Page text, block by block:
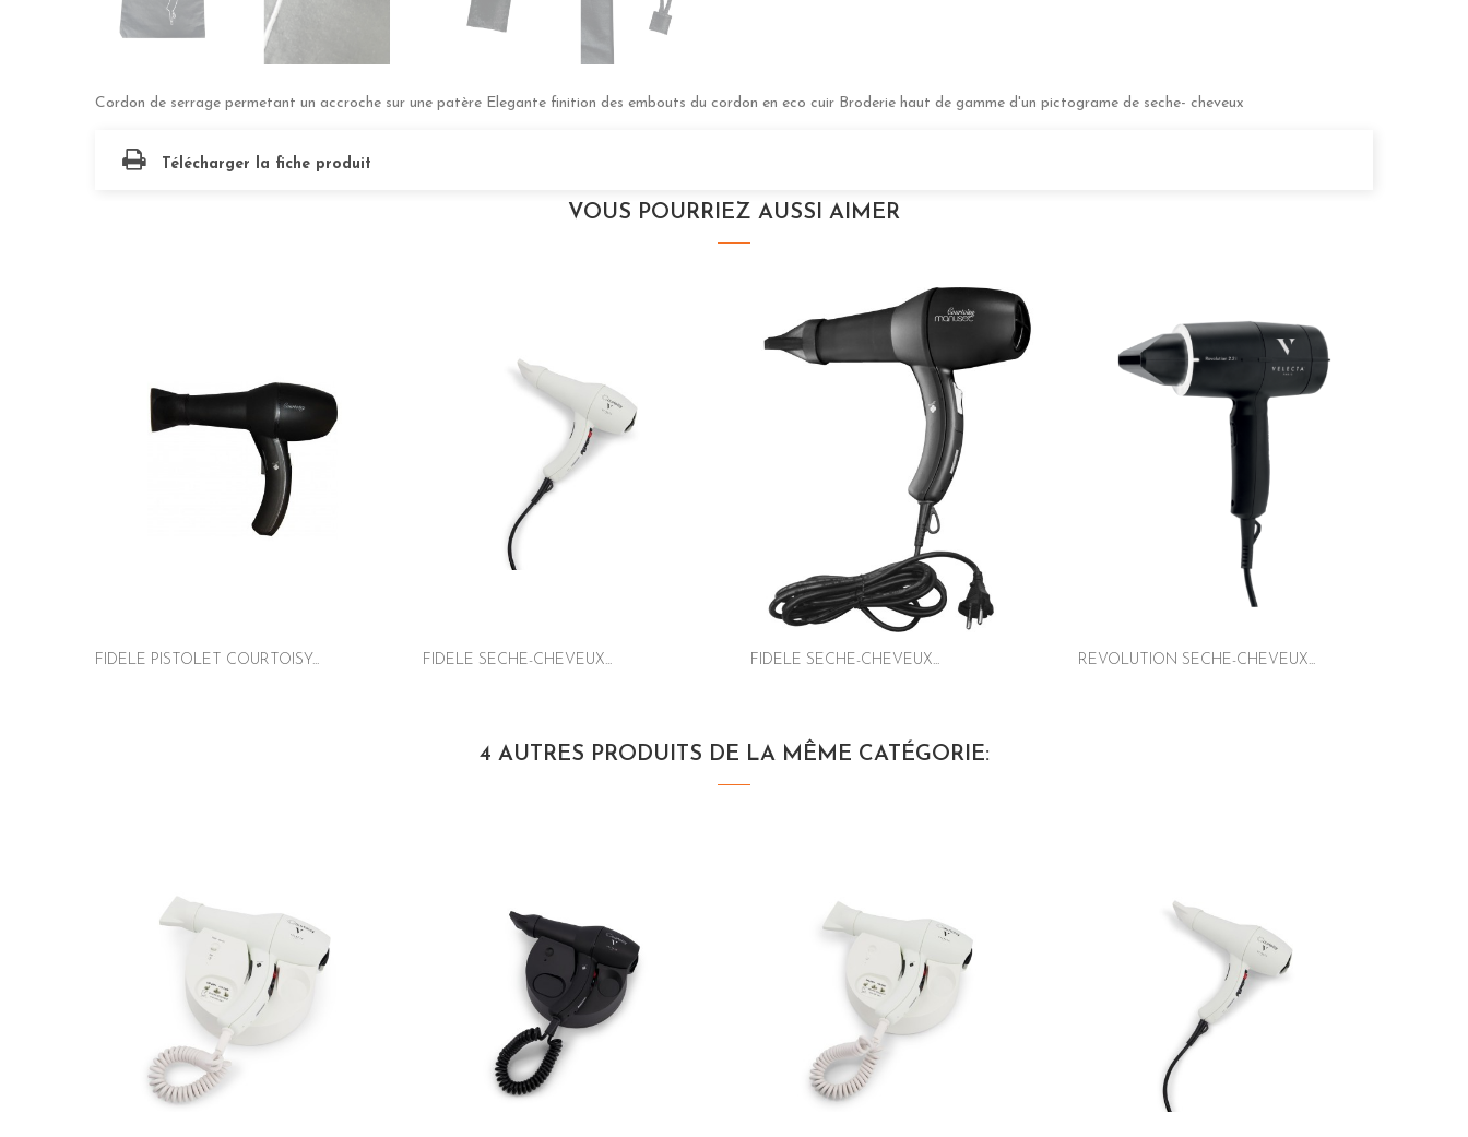
Cordon de serrage permetant un accroche sur une patère Elegante finition des embouts du cordon en eco cuir Broderie haut de gamme d'un pictograme de seche- cheveux
Télécharger la fiche produit
VOUS POURRIEZ AUSSI AIMER
FIDELE PISTOLET COURTOISY... FIDELE SECHE-CHEVEUX... FIDELE SECHE-CHEVEUX... REVOLUTION SECHE-CHEVEUX...
4 AUTRES PRODUITS DE LA MÊME CATÉGORIE: